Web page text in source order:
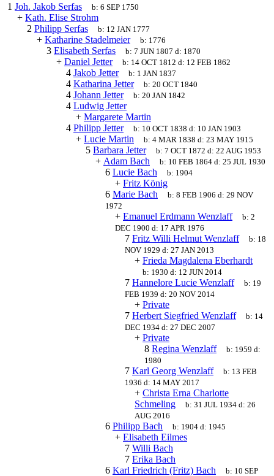
1 Joh. Jakob Serfas b:6 SEP 1750
+ Kath. Elise Strohm
2 Philipp Serfas b: 12 JAN 1777
+ Katharine Stadelmeier b: 1776
3 Elisabeth Serfas b:7 JUN 1807 d: 1870
+ Daniel Jetter b: 14 OCT 1812 d: 12 FEB 1862
4 Jakob Jetter b: 1 JAN 1837
4 Katharina Jetter b:20 OCT 1840
4 Johann Jetter b:20 JAN 1842
4 Ludwig Jetter
+ Margarete Martin
4 Philipp Jetter b: 10 OCT 1838 d: 10 JAN 1903
+ Lucie Martin b:4 MAR 1838 d:23 MAY 1915
5 Barbara Jetter b:7 OCT 1872 d:22 AUG 1953
+ Adam Bach b: 10 FEB 1864 d:25 JUL 1930
6 Lucie Bach b: 1904
+ Fritz König
6 Marie Bach b:8 FEB 1906 d:29 NOV
1972
+ Emanuel Erdmann Wenzlaff b:2
DEC 1900 d: 17 APR 1976
7 Fritz Willi Helmut Wenzlaff b: 18
NOV 1929 d: 27 JAN 2013
+ Frieda Magdalena Eberhardt
b: 1930 d: 12 JUN 2014
7 Hannelore Lucie Wenzlaff b: 19
FEB 1939 d: 20 NOV 2014
+ Private
7 Herbert Siegfried Wenzlaff b: 14
DEC 1934 d: 27 DEC 2007
+ Private
8 Regina Wenzlaff b: 1959 d:
1980
7 Karl Georg Wenzlaff b: 13 FEB
1936 d: 14 MAY 2017
+ Christa Erna Charlotte
Schmeling
b:31 JUL 1934 d:26
AUG 2016
6 Philipp Bach b: 1904 d: 1945
+ Elisabeth Eilmes
7 Willi Bach
7 Erika Bach
6 Karl Friedrich (Fritz) Bach b: 10 SEP